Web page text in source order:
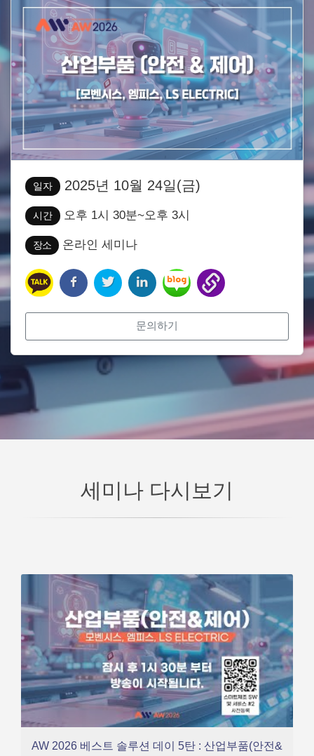
일자 2025년 10월 24일(금)
시간 오후 1시 30분~오후 3시
장소 온라인 세미나
문의하기
세미나 다시보기
AW 2026 베스트 솔루션 데이 5탄 : 산업부품(안전&